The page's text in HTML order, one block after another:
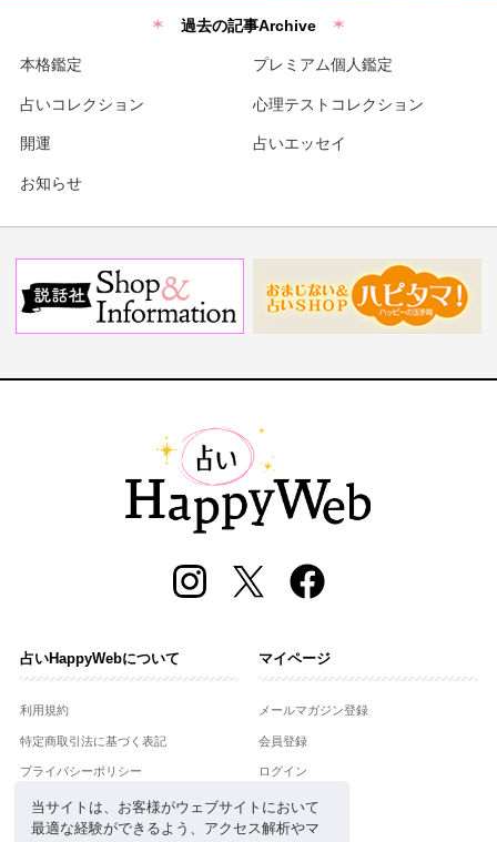
当サイトは、お客様がウェブサイトにおいて
最適な経験ができるよう、アクセス解析やマ
過去の記事Archive
本格鑑定 プレミアム個人鑑定
占いコレクション 心理テストコレクション
開運 占いエッセイ
お知らせ
占いHappyWebについて
利用規約
特定商取引法に基づく表記
プライバシーポリシー
運営会社
お問合せ
マイページ
メールマガジン登録
会員登録
ログイン